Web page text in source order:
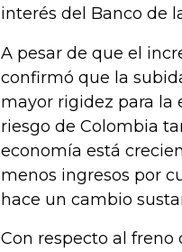
interés del Banco de
A pesar de que el
confirmó que la
mayor rigidez para la
riesgo de Colombia
economía está
menos ingresos por
hace un cambio
Con respecto al freno